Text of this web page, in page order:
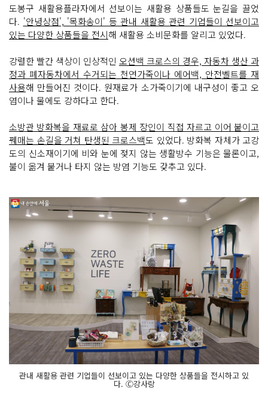
도봉구 새활용플라자에서 선보이는 새활용 상품들도 눈길을 끌었
다. '안녕상점', '목화송이' 등 관내 새활용 관련 기업들이 선보이고
있는 다양한 상품들을 전시해 새활용 소비문화를 알리고 있었다.
강렬한 빨간 색상이 인상적인 오션백 크로스의 경우, 자동차 생산 과
정과 폐자동차에서 수거되는 천연가죽이나 에어백, 안전벨트를 재
사용해 만들어진 것이다. 원재료가 소가죽이기에 내구성이 좋고 오
염이나 물에도 강하다고 한다.
소방관 방화복을 재료로 삼아 봉제 장인이 직접 자르고 이어 붙이고
꿰매는 손길을 거쳐 탄생된 크로스백도 있었다. 방화복 자체가 고강
도의 신소재이기에 비와 눈에 젖지 않는 생활방수 기능은 물론이고,
불이 옮겨 붙거나 타지 않는 방염 기능도 갖추고 있다.
관내 새활용 관련 기업들이 선보이고 있는 다양한 상품들을 전시하고 있
다. Ⓒ강사랑